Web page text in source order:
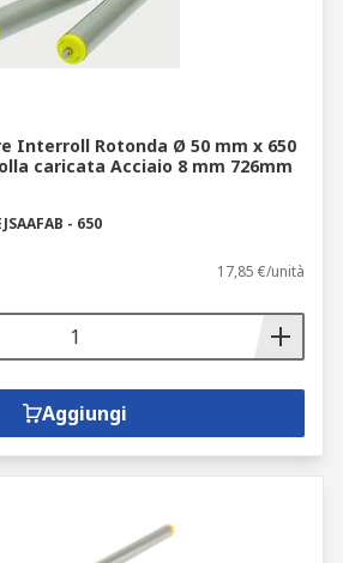
Interroll Rotonda Ø 50 mm x 650
caricata Acciaio 8 mm 726mm
- 650
17,85 €/unità
Aggiungi